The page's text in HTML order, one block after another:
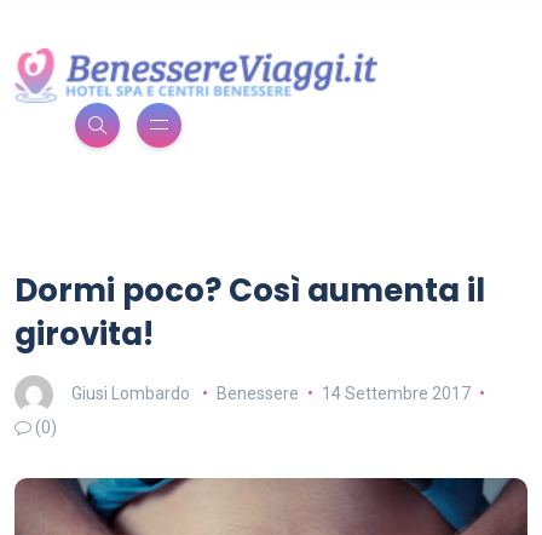
Dormi poco? Così aumenta il
girovita!
Giusi Lombardo Benessere
14 Settembre 2017
(0)